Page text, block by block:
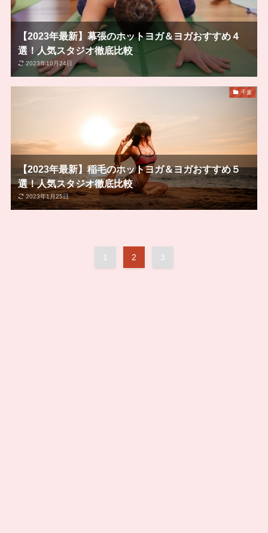
【2023年最新】幕張のホットヨガ＆ヨガおすすめ４
選！人気スタジオ徹底比較
2023年10月24日
千葉
【2023年最新】稲毛のホットヨガ＆ヨガおすすめ５
選！人気スタジオ徹底比較
2023年1月25日
1 2 3